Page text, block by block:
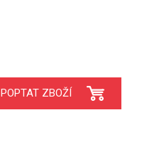
POPTAT ZBOŽÍ